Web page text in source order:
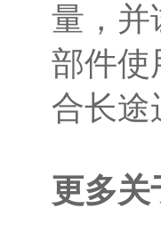
量，并
部件使
合长途
更多关